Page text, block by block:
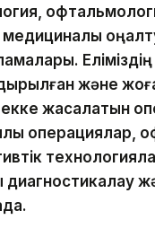
және
жасалатын
операциялар,